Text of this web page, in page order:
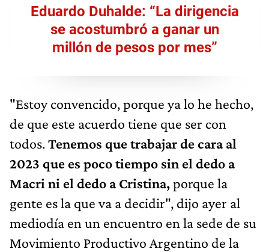
Eduardo Duhalde: “La dirigencia
se acostumbró a ganar un
millón de pesos por mes”
"Estoy convencido, porque ya lo he hecho,
de que este acuerdo tiene que ser con
todos.Tenemos que trabajar de cara al
2023 que es poco tiempo sin el dedo a
Macri ni el dedo a Cristina,porque la
gente es la que va a decidir", dijo ayer al
mediodía en un encuentro en la sede de su
Movimiento Productivo Argentino de la